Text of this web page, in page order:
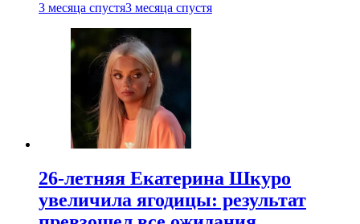
3 месяца спустя3 месяца спустя
26-летняя Екатерина Шкуро
увеличила ягодицы: результат